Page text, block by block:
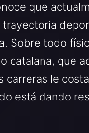
que
Sobre todo
catalana, que
carreras le
está dando